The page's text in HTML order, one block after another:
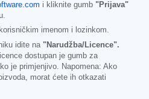
i kliknite gumb "Prijava"
imenom i lozinkom.
idite na "Narudžba/Licence".
dostupan je gumb za
je primjenjivo. Napomena: Ako
morat ćete ih otkazati